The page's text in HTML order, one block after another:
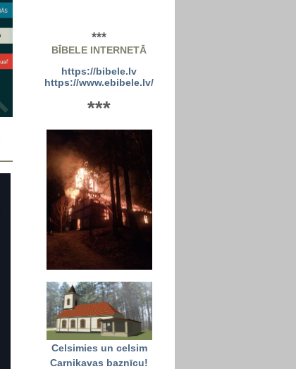
***
BĪBELE INTERNETĀ
https://bibele.lv
https://www.ebibele.lv/
***
Celsimies un celsim
Carnikavas baznīcu!